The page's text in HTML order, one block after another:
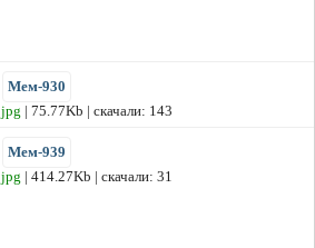
Мем-930
jpg | 75.77Kb | скачали: 143
Мем-939
jpg | 414.27Kb | скачали: 31